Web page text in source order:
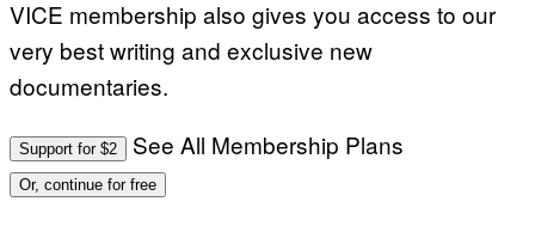
VICE membership also gives you access to our
very best writing and exclusive new
documentaries.
Support for $2 See All Membership Plans
Or, continue for free